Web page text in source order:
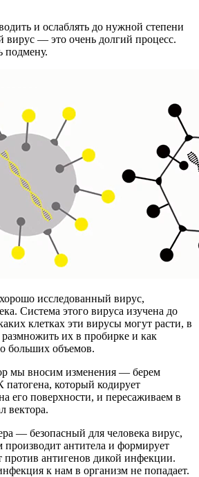
и ослаблять до нужной степени
— это очень долгий процесс.
подмену.
исследованный вирус,
Система этого вируса изучена до
клетках эти вирусы могут расти, в
размножить их в пробирке и как
больших объемов.
мы вносим изменения — берем
который кодирует
его поверхности, и пересаживаем в
вектора.
— безопасный для человека вирус,
производит антитела и формирует
антигенов дикой инфекции.
к нам в организм не попадает.